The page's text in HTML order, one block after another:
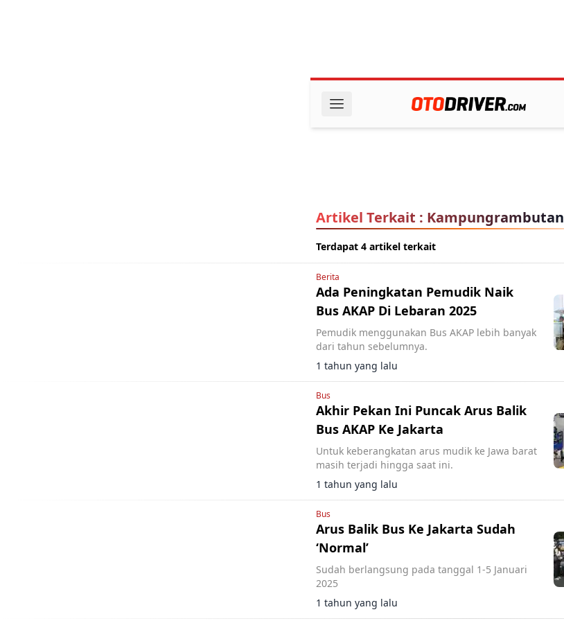
Artikel Terkait : Kampungrambutan
Terdapat 4 artikel terkait
Berita
Ada Peningkatan Pemudik Naik
Bus AKAP Di Lebaran 2025
Pemudik menggunakan Bus AKAP lebih banyak
dari tahun sebelumnya.
1 tahun yang lalu
Bus
Akhir Pekan Ini Puncak Arus Balik
Bus AKAP Ke Jakarta
Untuk keberangkatan arus mudik ke Jawa barat
masih terjadi hingga saat ini.
1 tahun yang lalu
Bus
Arus Balik Bus Ke Jakarta Sudah
‘Normal’
Sudah berlangsung pada tanggal 1-5 Januari
2025
1 tahun yang lalu